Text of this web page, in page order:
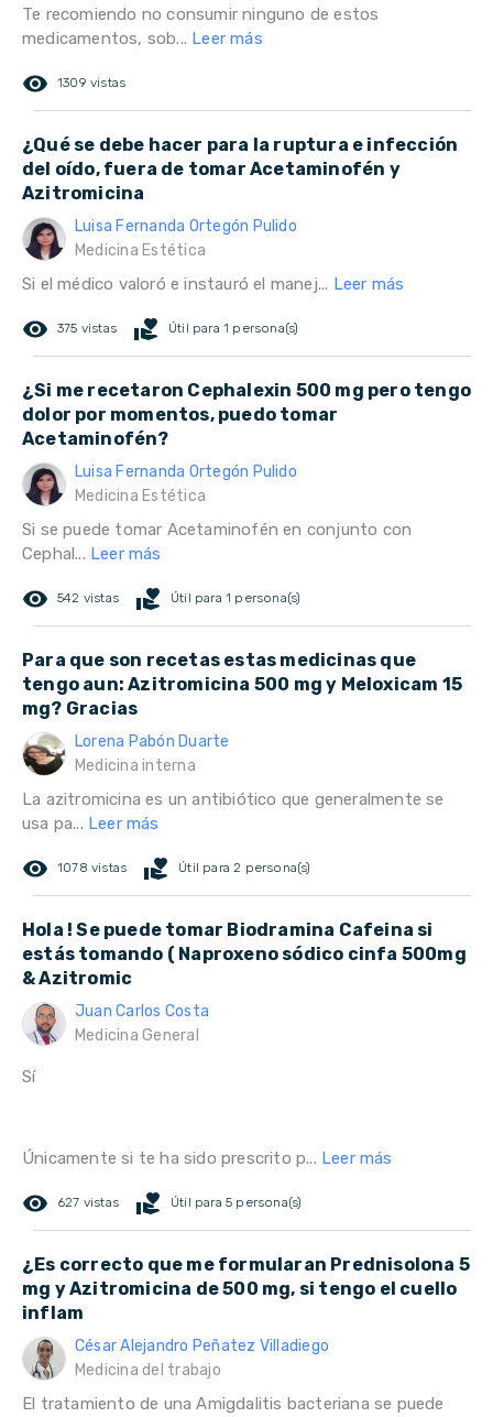
Te recomiendo no consumir ninguno de estos
medicamentos, sob... Leer más
remove_red_eye 1309 vistas
¿Qué se debe hacer para la ruptura e infección
del oído, fuera de tomar Acetaminofén y
Azitromicina
Luisa Fernanda Ortegón Pulido
Medicina Estética
Si el médico valoró e instauró el manej... Leer más
remove_red_eye 375 vistas volunteer_activism Útil para 1 persona(s)
¿Si me recetaron Cephalexin 500 mg pero tengo
dolor por momentos, puedo tomar
Acetaminofén?
Luisa Fernanda Ortegón Pulido
Medicina Estética
Si se puede tomar Acetaminofén en conjunto con
Cephal... Leer más
remove_red_eye 542 vistas volunteer_activism Útil para 1 persona(s)
Para que son recetas estas medicinas que
tengo aun: Azitromicina 500 mg y Meloxicam 15
mg? Gracias
Lorena Pabón Duarte
Medicina interna
La azitromicina es un antibiótico que generalmente se
usa pa... Leer más
remove_red_eye 1078 vistas volunteer_activism Útil para 2 persona(s)
Hola ! Se puede tomar Biodramina Cafeina si
estás tomando ( Naproxeno sódico cinfa 500mg
& Azitromic
Juan Carlos Costa
Medicina General
Sí
Únicamente si te ha sido prescrito p... Leer más
remove_red_eye 627 vistas volunteer_activism Útil para 5 persona(s)
¿Es correcto que me formularan Prednisolona 5
mg y Azitromicina de 500 mg, si tengo el cuello
inflam
César Alejandro Peñatez Villadiego
Medicina del trabajo
El tratamiento de una Amigdalitis bacteriana se puede